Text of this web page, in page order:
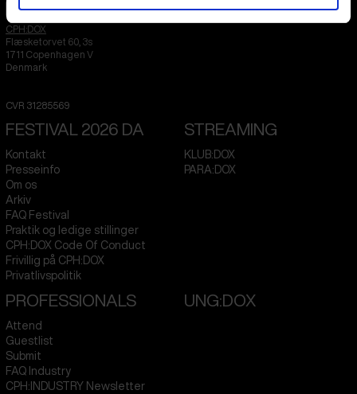
CPH:DOX
Flæsketorvet 60, 3s
1711 Copenhagen V
Denmark
CVR 31285569
FESTIVAL 2026 DA
Kontakt
Presseinfo
Om os
Arkiv
FAQ Festival
Praktik og ledige stillinger
CPH:DOX Code Of Conduct
Frivillig på CPH:DOX
Privatlivspolitik
STREAMING
KLUB:DOX
PARA:DOX
PROFESSIONALS
Attend
Guestlist
Submit
FAQ Industry
CPH:INDUSTRY Newsletter
UNG:DOX